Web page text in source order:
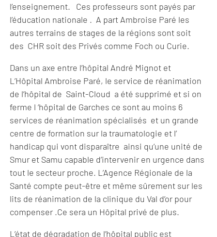
l’enseignement. Ces professeurs sont payés par
l’éducation nationale . A part Ambroise Paré les
autres terrains de stages de la régions sont soit
des CHR soit des Privés comme Foch ou Curie.
Dans un axe entre l’hôpital André Mignot et
L’Hôpital Ambroise Paré, le service de réanimation
de l’hôpital de Saint-Cloud a été supprimé et si on
ferme l ‘hôpital de Garches ce sont au moins 6
services de réanimation spécialisés et un grande
centre de formation sur la traumatologie et l’
handicap qui vont disparaître ainsi qu’une unité de
Smur et Samu capable d’intervenir en urgence dans
tout le secteur proche. L’Agence Régionale de la
Santé compte peut-être et même sûrement sur les
lits de réanimation de la clinique du Val d’or pour
compenser .Ce sera un Hôpital privé de plus.
L’état de dégradation de l’hôpital public est